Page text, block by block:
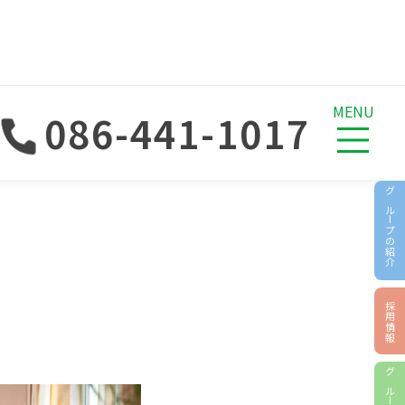
086-441-1017 MENU
グループの紹介
採用情報